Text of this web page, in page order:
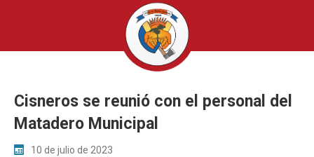
Cisneros se reunió con el personal del
Matadero Municipal
10 de julio de 2023